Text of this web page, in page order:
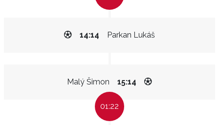
Parkan Lukáš
14:14
Malý Šimon 15:14
01:22